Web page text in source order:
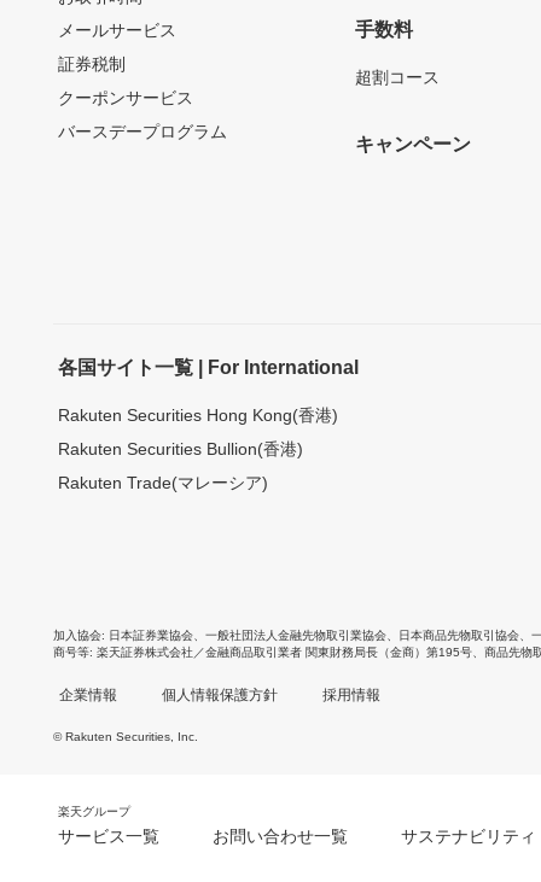
メールサービス
証券税制
クーポンサービス
バースデープログラム
手数料
超割コース
キャンペーン
各国サイト一覧 | For International
Rakuten Securities Hong Kong(香港)
Rakuten Securities Bullion(香港)
Rakuten Trade(マレーシア)
加入協会 日本証券業協会 一般社団法人金融先物取引業協会 日本商品先物取引協会
商号等 楽天証券株式会社／金融商品取引業者 関東財務局長（金商）第195号、商品先物
企業情報 個人情報保護方針 採用情報
© Rakuten Securities, Inc.
楽天グループ
サービス一覧 お問い合わせ一覧 サステナビリティ